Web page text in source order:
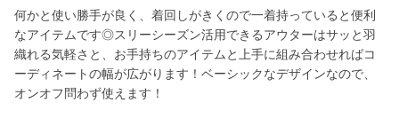
何かと使い勝手が良く、着回しがきくので一着持っていると便利
なアイテムです◎スリーシーズン活用できるアウターはサッと羽
織れる気軽さと、お手持ちのアイテムと上手に組み合わせればコ
ーディネートの幅が広がります！ベーシックなデザインなので、
オンオフ問わず使えます！